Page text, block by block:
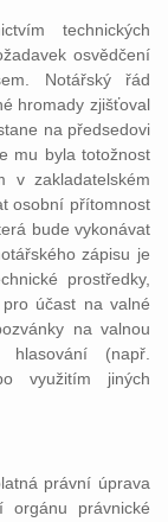
technických
osvědčení
Notářský řád
hromady zjišťoval
na předsedovi
mu byla totožnost
v zakladatelském
osobní přítomnost
bude vykonávat
zápisu je
prostředky,
účast na valné
na valnou
(např.
využitím jiných
právní úprava
orgánu právnické